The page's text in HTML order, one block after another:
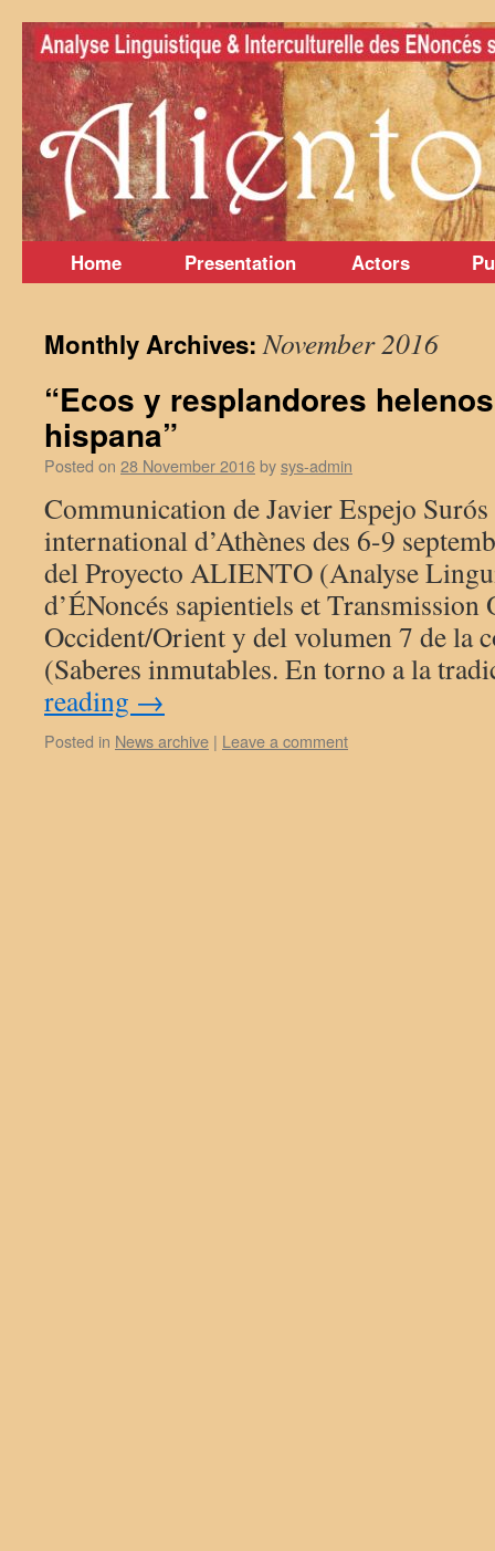
Skip
content
Home Presentation Actors
Monthly Archives:November 2016
“Ecos y resplandores
hispana”
Posted on 28 November 2016bysys-admin
Communication de Javier Espejo Surós
international d’Athènes des 6-9
del Proyecto ALIENTO (Analyse
d’ÉNoncés sapientiels et
Occident/Orient y del volumen 7 de la
(Saberes inmutables. En torno a la
reading →
Posted in News archive | Leave a comment